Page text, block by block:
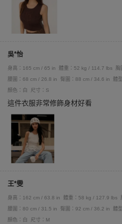
吳*怡
身高：165 cm / 65 in 體重：52 kg / 114.7 lbs
腰圍：68 cm / 26.8 in
臀圍：88 cm / 34.6 in
體
顏色：白
尺寸：S
這件衣服非常修飾身材好看
王*雯
身高：162 cm / 63.8 in 體重：58 kg / 127.9 lbs
腰圍：80 cm / 31.5 in
臀圍：92 cm / 36.2 in
體
顏色：白
尺寸：M